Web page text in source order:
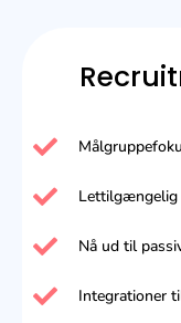
Lettilgængelig
Nå ud til
Integrationer